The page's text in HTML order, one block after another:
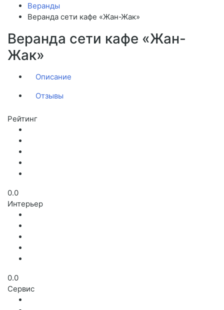
Веранды
Веранда сети кафе «Жан-Жак»
Веранда сети кафе «Жан-
Жак»
Описание
Отзывы
Рейтинг
0.0
Интерьер
0.0
Сервис